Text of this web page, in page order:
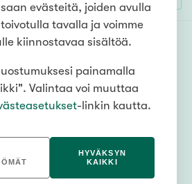
3h 4h 5h+
ja vapaa-ajan
Suomenniemi
mökit ja vapaa-ajan asunnot
olitpa etsimässä huvilaa,
Useat vaihtoehdot ja
verkostomme
unelmiesi mökin. Katso alta
ja vapaa-ajan asunnot Mikkeli
evästeitä, joiden avulla
tavalla ja voimme
kiinnostavaa sisältöä.
painamalla
Valintaa voi muuttaa
-linkin kautta.
HYVÄKSYN
KAIKKI